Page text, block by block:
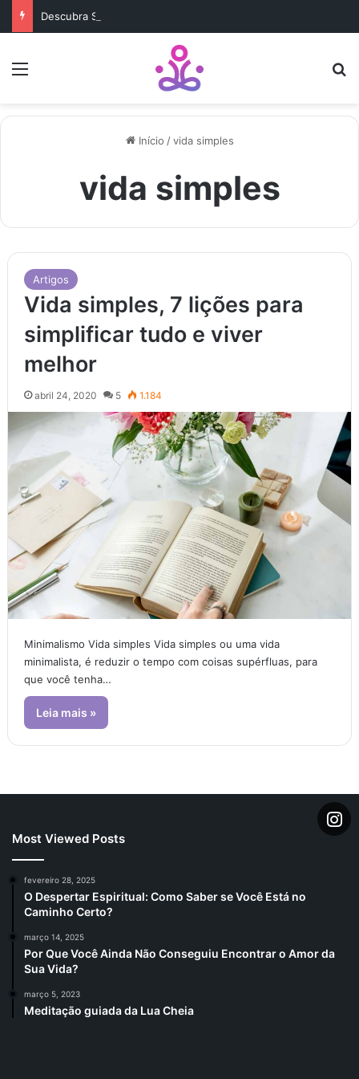
Início / vida simples
vida simples
Artigos
Vida simples, 7 lições para
simplificar tudo e viver
melhor
abril 24, 2020 5 1.184
Minimalismo Vida simples Vida simples ou uma vida
minimalista, é reduzir o tempo com coisas supérfluas, para
que você tenha…
Leia mais »
Most Viewed Posts
fevereiro 28, 2025
O Despertar Espiritual: Como Saber se Você Está no
Caminho Certo?
março 14, 2025
Por Que Você Ainda Não Conseguiu Encontrar o Amor da
Sua Vida?
março 5, 2023
Meditação guiada da Lua Cheia